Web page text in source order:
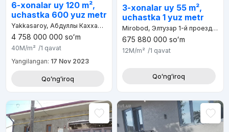
6-xonalar uy 120 m²,
uchastka 600 yuz metr
Yakkasaroy, Абдуллы Каххара 7-й проезд, Дамарык махаля
4 758 000 000 soʻm
40M/m² /1 qavat
Yangilangan: 17 Nov 2023
Qoʻngʻiroq
3-xonalar uy 55 m²,
uchastka 1 yuz metr
Mirobod, Элтузар 1-й проезд, д.11
675 880 000 soʻm
12M/m² /1 qavat
Qoʻngʻiroq